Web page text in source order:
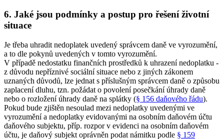
6. Jaké jsou podmínky a postup pro řešení životní
situace
Je třeba uhradit nedoplatek uvedený správcem daně ve vyrozumění,
a to dle pokynů uvedených v tomto vyrozumění.
V případě nedostatku finančních prostředků k uhrazení nedoplatku -
z důvodu nepříznivé sociální situace nebo z jiných zákonem
uznaných důvodů, lze jednat s příslušným správcem daně o způsobu
zaplacení dluhu, tzn. požádat o povolení posečkání úhrady daně
nebo o rozložení úhrady daně na splátky (§ 156 daňového řádu).
Pokud bude zjištěn nesoulad mezi nedoplatky uvedenými ve
vyrozumění a nedoplatky evidovanými na osobním daňovém účtu
daňového subjektu, příp. rozpor v evidenci na osobním daňovém
účtu, je daňový subjekt oprávněn podat námitku podle § 159